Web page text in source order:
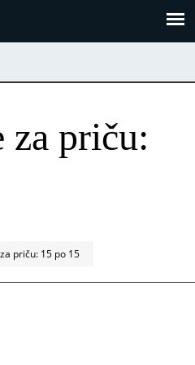
za priču:
priču: 15 po 15